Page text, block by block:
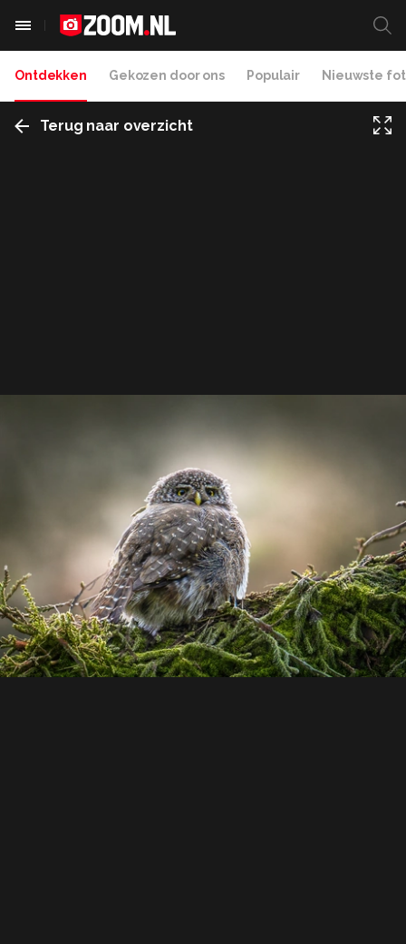
Ontdekken Gekozen door ons Populair Nieuwste
Terug naar overzicht